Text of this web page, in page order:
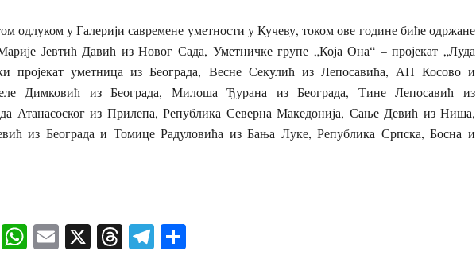
одлуком у Галерији савремене уметности у Кучеву, током ове године биће одржане
Јевтић Давић из Новог Сада, Уметничке групе „Која Она“ – пројекат „Луда
пројекат уметница из Београда, Весне Секулић из Лепосавића, АП Косово и
Димковић из Београда, Милоша Ђурана из Београда, Тине Лепосавић из
Атанасоског из Прилепа, Република Северна Македонија, Сање Девић из Ниша,
из Београда и Томице Радуловића из Бања Луке, Република Српска, Босна и
ViberWhatsApp
Email
X ThreadsTelegram